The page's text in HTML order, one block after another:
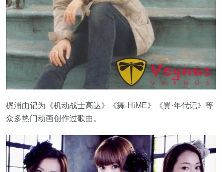
梶浦由记为《机动战士高达》《舞-HiME》《翼·年代记》等
众多热门动画创作过歌曲。